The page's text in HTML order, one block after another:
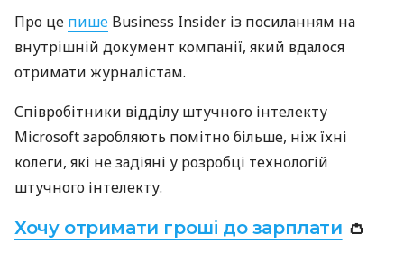
Про це пише Business Insider із посиланням на
внутрішній документ компанії, який вдалося
отримати журналістам.
Співробітники відділу штучного інтелекту
Microsoft заробляють помітно більше, ніж їхні
колеги, які не задіяні у розробці технологій
штучного інтелекту.
Хочу отримати гроші до зарплати 👛